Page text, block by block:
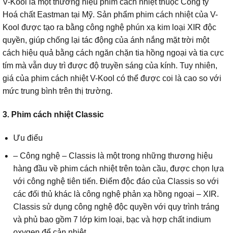
V-Kool là một thương hiệu phim cách nhiệt thuộc Công ty
Hoá chất Eastman tại Mỹ. Sản phẩm phim cách nhiệt của V-
Kool được tạo ra bằng công nghệ phún xạ kim loại XIR độc
quyền, giúp chống lại tác động của ánh nắng mặt trời một
cách hiệu quả bằng cách ngăn chặn tia hồng ngoại và tia cực
tím mà vẫn duy trì được độ truyền sáng của kính. Tuy nhiên,
giá của phim cách nhiệt V-Kool có thể được coi là cao so với
mức trung bình trên thị trường.
3. Phim cách nhiệt Classic
Ưu điểu
– Công nghệ – Classis là một trong những thương hiệu
hàng đầu về phim cách nhiệt trên toàn cầu, được chọn lựa
với công nghệ tiên tiến. Điểm độc đáo của Classis so với
các đối thủ khác là công nghệ phản xạ hồng ngoại – XIR.
Classis sử dụng công nghệ độc quyền với quy trình tráng
và phủ bao gồm 7 lớp kim loại, bạc và hợp chất indium